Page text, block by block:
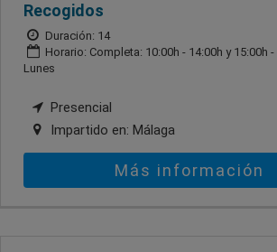
Recogidos
Duración: 14
Horario: Completa: 10:00h - 14:00h y 15:00h
Lunes
Presencial
Impartido en: Málaga
Más información